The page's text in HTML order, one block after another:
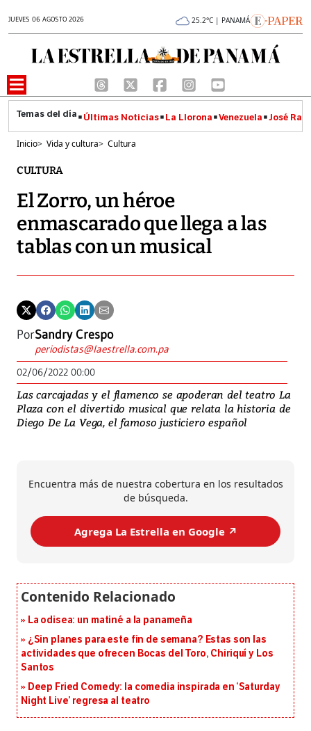
JUEVES 06 AGOSTO 2026 25.2°C | PANAMÁ
Últimas Noticias La Llorona Venezuela José
Inicio> Vida y cultura> Cultura
CULTURA
El Zorro, un héroe
enmascarado que llega a las
tablas con un musical
PorSandry Crespo
periodistas@laestrella.com.pa
02/06/2022 00:00
Las carcajadas y el flamenco se apoderan del teatro La
Plaza con el divertido musical que relata la historia de
Diego De La Vega, el famoso justiciero español
Encuentra más de nuestra cobertura en los resultados
de búsqueda.
Agrega La Estrella en Google ↗️
La odisea: un matiné a la panameña
¿Sin planes para este fin de semana? Estas son las
actividades que ofrecen Bocas del Toro, Chiriquí y Los
Santos
Deep Fried Comedy: la comedia inspirada en ‘Saturday
Night Live’ regresa al teatro